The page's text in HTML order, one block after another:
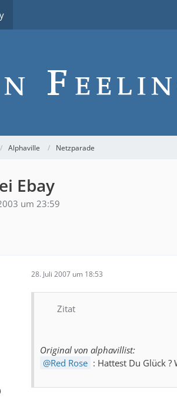
Alphaville Netzparade
Ebay
um 23:59
28. Juli 2007 um 18:53
Zitat
Original von alphavillist:
Red Rose : Hattest Du Glück ?